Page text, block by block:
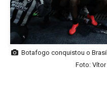
Botafogo conquistou o
Foto: